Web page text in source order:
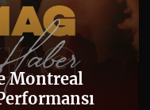
Montreal